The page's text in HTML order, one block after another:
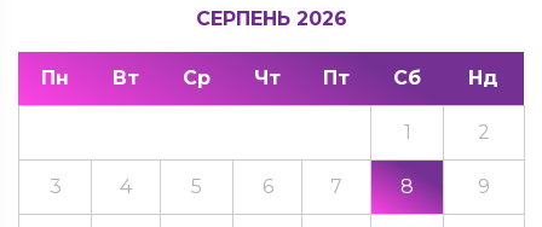
СЕРПЕНЬ 2026
Пн Вт Ср Чт Пт Сб Нд
1 2
3 4 5 6 7 8 9